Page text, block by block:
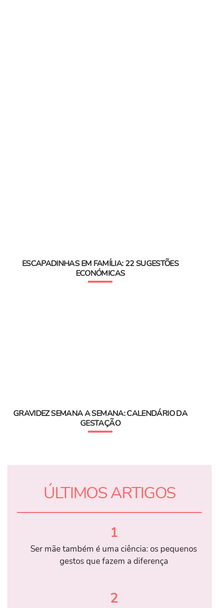
ESCAPADINHAS EM FAMÍLIA: 22 SUGESTÕES
ECONÓMICAS
GRAVIDEZ SEMANA A SEMANA: CALENDÁRIO DA
GESTAÇÃO
ÚLTIMOS ARTIGOS
1
Ser mãe também é uma ciência: os pequenos
gestos que fazem a diferença
2